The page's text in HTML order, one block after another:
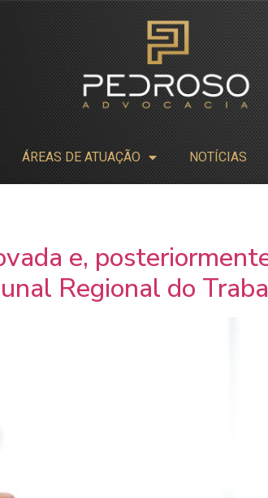
ÁREAS DE ATUAÇÃO NOTÍCIAS
e,
Regional do